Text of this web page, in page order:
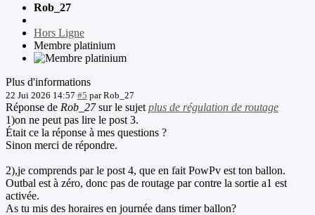
Rob_27
Hors Ligne
Membre platinium
Plus d'informations
22 Jui 2026 14:57 #5 parRob_27
Réponse de Rob_27sur le sujet plus de régulation de routage
1)on ne peut pas lire le post 3.
Était ce la réponse à mes questions ?
Sinon merci de répondre.
2),je comprends par le post 4, que en fait PowPv est ton ballon.
Outbal est à zéro, donc pas de routage par contre la sortie a1 est
activée.
As tu mis des horaires en journée dans timer ballon?